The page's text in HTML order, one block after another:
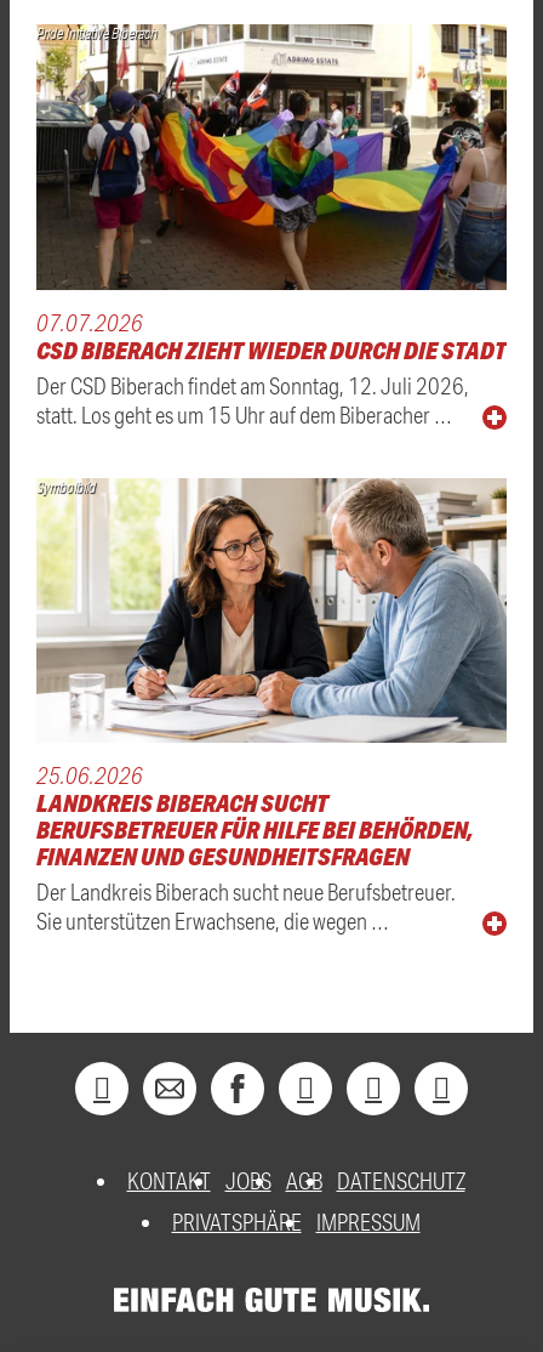
Pride Initiative Biberach
07.07.2026
CSD BIBERACH ZIEHT WIEDER DURCH DIE STADT
Der CSD Biberach findet am Sonntag, 12. Juli 2026,
statt. Los geht es um 15 Uhr auf dem Biberacher …
Symbolbild
25.06.2026
LANDKREIS BIBERACH SUCHT
BERUFSBETREUER FÜR HILFE BEI BEHÖRDEN,
FINANZEN UND GESUNDHEITSFRAGEN
Der Landkreis Biberach sucht neue Berufsbetreuer.
Sie unterstützen Erwachsene, die wegen …
KONTAKT JOBS AGB DATENSCHUTZ
PRIVATSPHÄRE
IMPRESSUM